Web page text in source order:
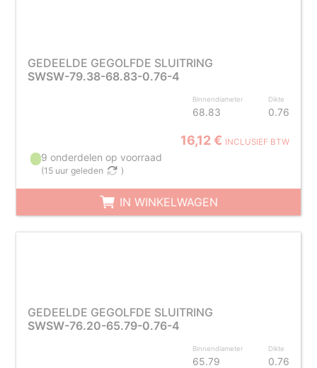
GEDEELDE GEGOLFDE SLUITRING
SWSW-79.38-68.83-0.76-4
Binnendiameter
68.83
Dikte
0.76
16,12 € INCLUSIEF BTW
9 onderdelen op voorraad
(15 uur geleden )
IN WINKELWAGEN
GEDEELDE GEGOLFDE SLUITRING
SWSW-76.20-65.79-0.76-4
Binnendiameter
65.79
Dikte
0.76